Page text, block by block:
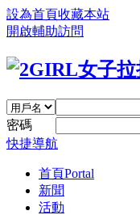
設為首頁收藏本站
開啟輔助訪問
密碼
快捷導航
首頁Portal
新聞
活動